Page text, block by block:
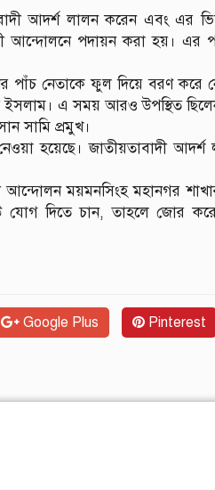
আদর্শ লালন করেন এবং এর
আন্দোলনে পদায়ন করা হয়। এর
পাঁচ নেতাকে ফুল দিয়ে বরণ করে
ইসলাম। এ সময় আরও উপস্থিত
সামি প্রমুখ।
হয়েছে। জাতীয়তাবাদী আদর্শ
আন্দোলন ময়মনসিংহ মহানগর
যোগ দিতে চান, তাহলে জোর
Google Plus Pinterest